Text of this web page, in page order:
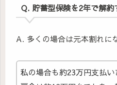
Q. 貯蓄型保険を2年で解約
A. 多くの場合は元本割れに
私の場合も約23万円支払